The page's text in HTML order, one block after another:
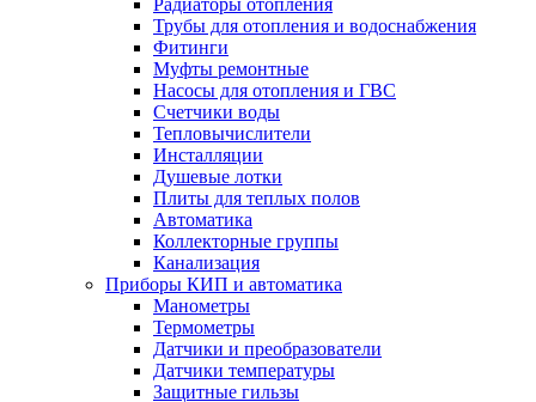
Радиаторы отопления
Трубы для отопления и водоснабжения
Фитинги
Муфты ремонтные
Насосы для отопления и ГВС
Счетчики воды
Тепловычислители
Инсталляции
Душевые лотки
Плиты для теплых полов
Автоматика
Коллекторные группы
Канализация
Приборы КИП и автоматика
Манометры
Термометры
Датчики и преобразователи
Датчики температуры
Защитные гильзы